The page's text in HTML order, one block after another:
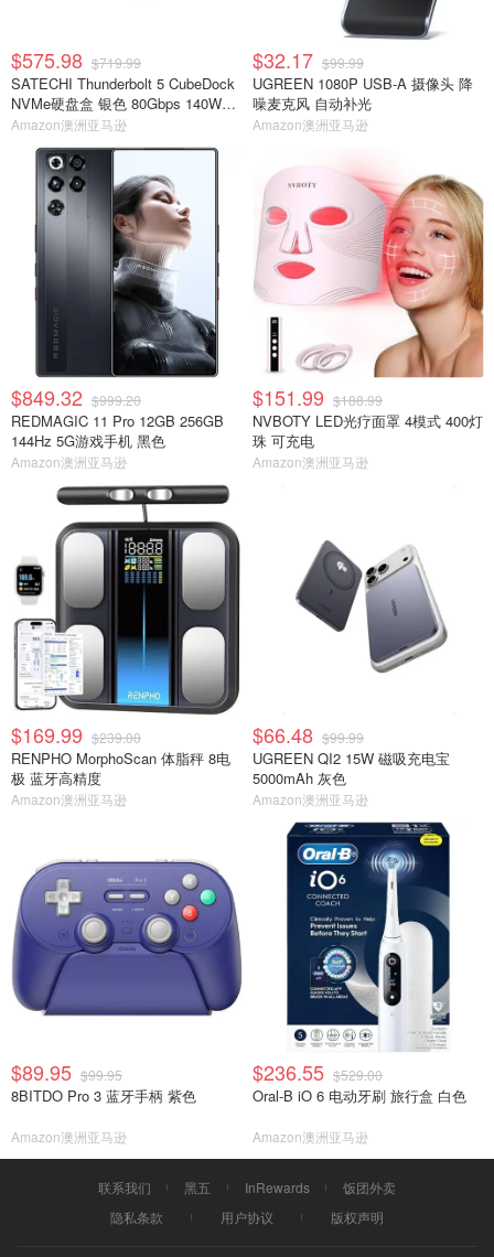
$575.98 $719.99
SATECHI Thunderbolt 5 CubeDock
NVMe硬盘盒 银色 80Gbps 140W扩
展坞
Amazon澳洲亚马逊
$32.17 $99.99
UGREEN 1080P USB-A 摄像头 降
噪麦克风 自动补光
Amazon澳洲亚马逊
$849.32 $999.20
REDMAGIC 11 Pro 12GB 256GB
144Hz 5G游戏手机 黑色
Amazon澳洲亚马逊
$151.99 $188.99
NVBOTY LED光疗面罩 4模式 400灯
珠 可充电
Amazon澳洲亚马逊
$169.99 $239.00
RENPHO MorphoScan 体脂秤 8电
极 蓝牙高精度
Amazon澳洲亚马逊
$66.48 $99.99
UGREEN QI2 15W 磁吸充电宝
5000mAh 灰色
Amazon澳洲亚马逊
$89.95 $99.95
8BITDO Pro 3 蓝牙手柄 紫色
Amazon澳洲亚马逊
$236.55 $529.00
Oral-B iO 6 电动牙刷 旅行盒 白色
Amazon澳洲亚马逊
联系我们 黑五 InRewards
饭团外卖
隐私条款
用户协议 版权声明